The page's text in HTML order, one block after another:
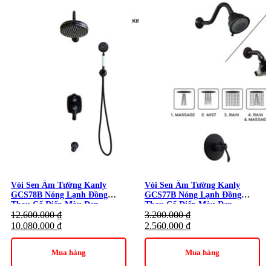
Vòi Sen Âm Tường Kanly
GCS78B Nóng Lạnh Đồng
Thau Cổ Điển Màu Đen
12.600.000₫
10.080.000 ₫
Mua hàng
Vòi Sen Âm Tường Kanly
GCS77B Nóng Lạnh Đồng
Thau Cổ Điển Màu Đen
3.200.000₫
2.560.000 ₫
Mua hàng